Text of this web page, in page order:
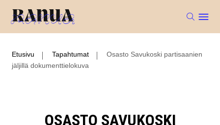
Etusivu Tapahtumat
Osasto Savukoski partisaanien
jäljillä dokumenttielokuva
OSASTO SAVUKOSKI